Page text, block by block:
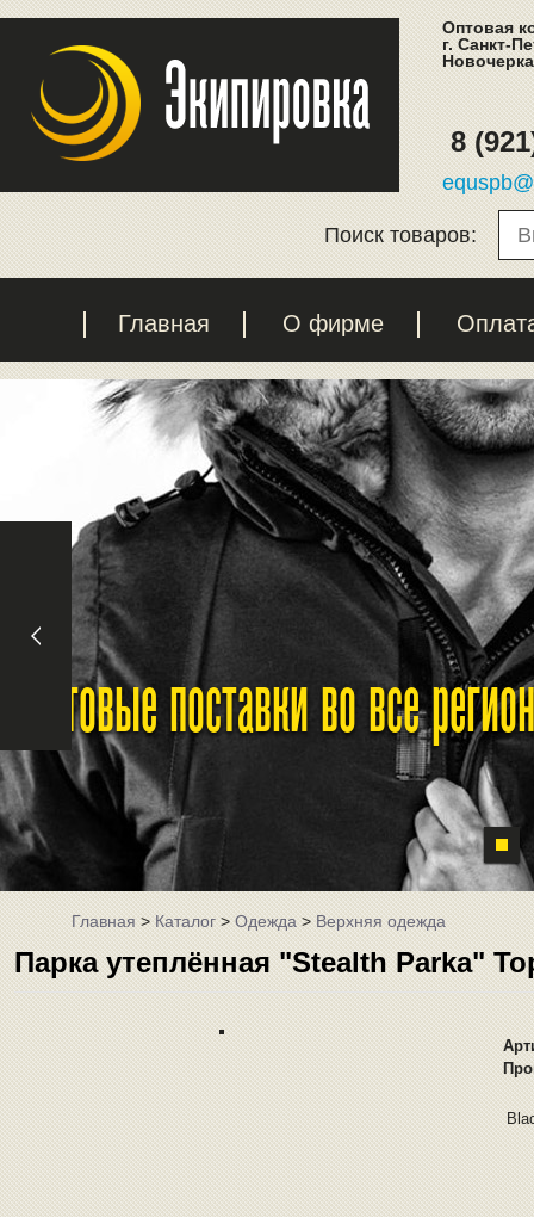
Оптовая
г. Санкт-
8
Поиск товаров:
Главная О фирме
Оптовые поставки во все
Главная>Каталог>Одежда>Верхняя одежда
Парка утеплённая "Stealth Parka"